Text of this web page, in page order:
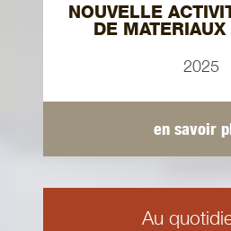
NOUVELLE
DE
2025
en savoir
Au